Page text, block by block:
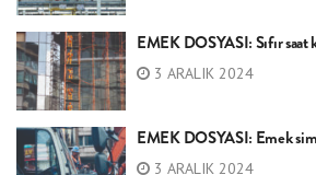
EMEK DOSYASI: Sıfır saat
3 ARALIK 2024
EMEK DOSYASI: Emek
3 ARALIK 2024